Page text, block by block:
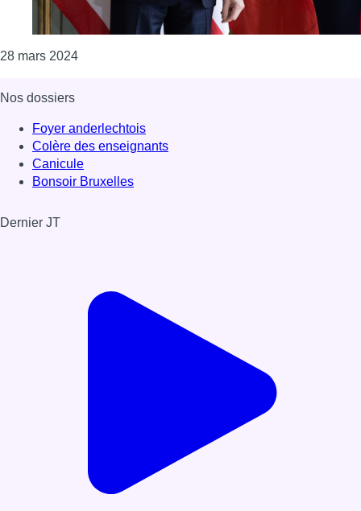
28 mars 2024Consulter l'article "Le chef de la diplomatie
Nos dossiers
Foyer anderlechtois
Colère des enseignants
Canicule
Bonsoir Bruxelles
Dernier JT